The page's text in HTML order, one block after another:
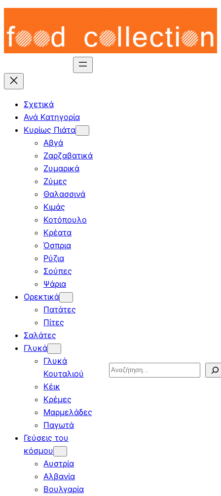
Skip
content
Σχετικά
Ανά Κατηγορία
Κυρίως Πιάτα
Αβγά
Ζαρζαβατικά
Ζυμαρικά
Ζύμες
Θαλασσινά
Κιμάς
Κοτόπουλο
Κρέατα
Όσπρια
Ρύζια
Σούπες
Ψάρια
Ορεκτικά
Πατάτες
Πίτες
Σαλάτες
Γλυκά
Γλυκά
Κουταλιού
Κέικ
Κρέμες
Μαρμελάδες
Παγωτά
Γεύσεις του
κόσμου
Αυστρία
Αλβανία
Βουλγαρία
Search